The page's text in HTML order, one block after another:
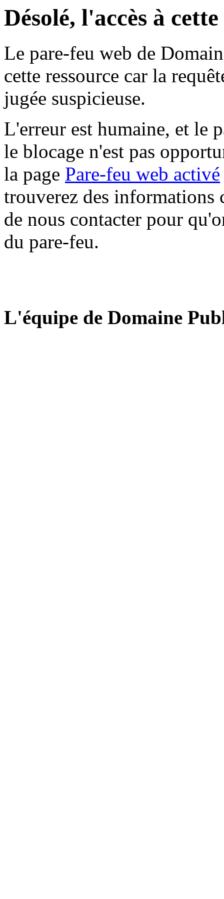
Désolé, l'accès à
Le pare-feu web de
cette ressource car la
jugée suspicieuse.
L'erreur est humaine, et le
le blocage n'est pas
la page Pare-feu web activé
trouverez des informations
de nous contacter pour
du pare-feu.
L'équipe de Domaine